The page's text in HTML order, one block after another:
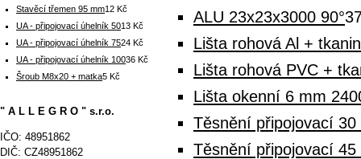
ALU 23x23x3000 90°
Lišta rohová Al +
Lišta rohová PVC +
Lišta okenní 6 mm
Těsnění připojovací
Těsnění připojovací
Stavěcí třemen 95 mm12 Kč
UA - připojovací úhelník 5013 Kč
UA - připojovací úhelník 7524 Kč
UA - připojovací úhelník 10036 Kč
Šroub M8x20 + matka5 Kč
" A L L E G R O " s.r.o.
IČO: 48951862
DIČ: CZ48951862